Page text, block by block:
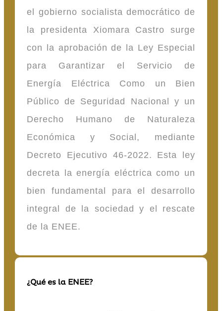
el gobierno socialista democrático de
la presidenta Xiomara Castro surge
con la aprobación de la Ley Especial
para Garantizar el Servicio de
Energía Eléctrica Como un Bien
Público de Seguridad Nacional y un
Derecho Humano de Naturaleza
Económica y Social, mediante
Decreto Ejecutivo 46-2022. Esta ley
decreta la energía eléctrica como un
bien fundamental para el desarrollo
integral de la sociedad y el rescate
de la ENEE.
¿Qué es la ENEE?